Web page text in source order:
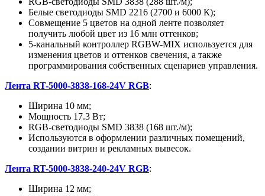
Белые светодиоды SMD 2216 (2700 и 6000 К);
Совмещение 5 цветов на одной ленте позволяет
получить любой цвет из 16 млн оттенков;
5-канальный контроллер RGBW-MIX используется для
изменения цветов и оттенков свечения, а также
программирования собственных сценариев управления.
Лента RT-5000-3838-168-24V RGB:
Ширина 10 мм;
Мощность 17.3 Вт;
RGB-светодиоды SMD 3838 (168 шт./м);
Используются в оформлении различных помещений,
создании витрин и рекламных вывесок.
Лента RT-5000-3838-240-24V RGB:
Ширина 12 мм;